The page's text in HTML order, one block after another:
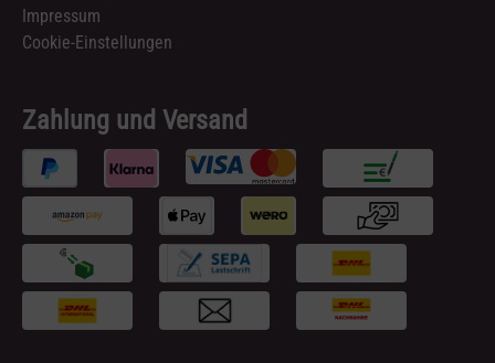
Impressum
Cookie-Einstellungen
Zahlung und Versand